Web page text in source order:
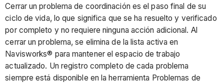
Cerrar un problema de coordinación es el paso final de su
ciclo de vida, lo que significa que se ha resuelto y verificado
por completo y no requiere ninguna acción adicional. Al
cerrar un problema, se elimina de la lista activa en
Navisworks® para mantener el espacio de trabajo
actualizado. Un registro completo de cada problema
siempre está disponible en la herramienta Problemas de